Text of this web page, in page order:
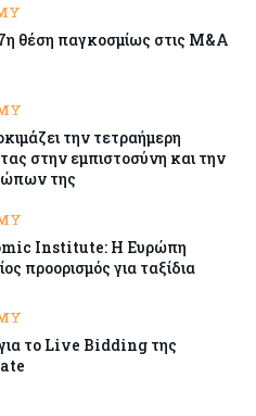
08-08-2026
τράπεζες αφήνουν τις αγορές
08-08-2026
τα περισσότερα ρομπότ
08-08-2026
θέση παγκοσμίως στις M&A
την τετραήμερη
στην εμπιστοσύνη και την
της
Institute: Η Ευρώπη
προορισμός για ταξίδια
το Live Bidding της